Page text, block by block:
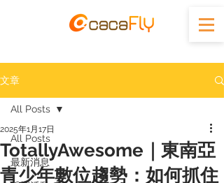
文章
All Posts
最新消息
All Posts
TotallyAwesome｜東南亞
青少年數位趨勢：如何抓住
2025年1月17日